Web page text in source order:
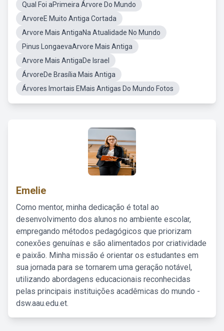
Qual Foi aPrimeira Árvore Do Mundo
ArvoreE Muito Antiga Cortada
Arvore Mais AntigaNa Atualidade No Mundo
Pinus LongaevaArvore Mais Antiga
Arvore Mais AntigaDe Israel
ÁrvoreDe Brasília Mais Antiga
Árvores Imortais EMais Antigas Do Mundo Fotos
Emelie
Como mentor, minha dedicação é total ao
desenvolvimento dos alunos no ambiente escolar,
empregando métodos pedagógicos que priorizam
conexões genuínas e são alimentados por criatividade
e paixão. Minha missão é orientar os estudantes em
sua jornada para se tornarem uma geração notável,
utilizando abordagens educacionais reconhecidas
pelas principais instituições acadêmicas do mundo -
dsw.aau.edu.et.